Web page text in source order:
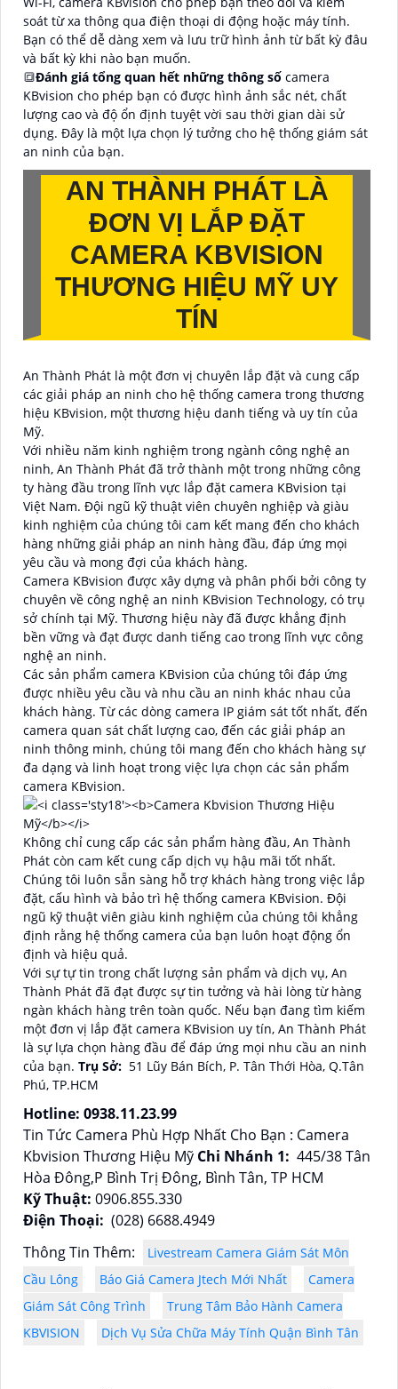
soát từ xa thông qua điện thoại di động hoặc máy tính.
Bạn có thể dễ dàng xem và lưu trữ hình ảnh từ bất kỳ đâu
và bất kỳ khi nào bạn muốn.
🔳Đánh giá tổng quan hết những thông số camera
KBvision cho phép bạn có được hình ảnh sắc nét, chất
lượng cao và độ ổn định tuyệt vời sau thời gian dài sử
dụng. Đây là một lựa chọn lý tưởng cho hệ thống giám sát
an ninh của bạn.
AN THÀNH PHÁT LÀ
ĐƠN VỊ LẮP ĐẶT
CAMERA KBVISION
THƯƠNG HIỆU MỸ UY
TÍN
An Thành Phát là một đơn vị chuyên lắp đặt và cung cấp
các giải pháp an ninh cho hệ thống camera trong thương
hiệu KBvision, một thương hiệu danh tiếng và uy tín của
Mỹ.
Với nhiều năm kinh nghiệm trong ngành công nghệ an
ninh, An Thành Phát đã trở thành một trong những công
ty hàng đầu trong lĩnh vực lắp đặt camera KBvision tại
Việt Nam. Đội ngũ kỹ thuật viên chuyên nghiệp và giàu
kinh nghiệm của chúng tôi cam kết mang đến cho khách
hàng những giải pháp an ninh hàng đầu, đáp ứng mọi
yêu cầu và mong đợi của khách hàng.
Camera KBvision được xây dựng và phân phối bởi công ty
chuyên về công nghệ an ninh KBvision Technology, có trụ
sở chính tại Mỹ. Thương hiệu này đã được khẳng định
bền vững và đạt được danh tiếng cao trong lĩnh vực công
nghệ an ninh.
Các sản phẩm camera KBvision của chúng tôi đáp ứng
được nhiều yêu cầu và nhu cầu an ninh khác nhau của
khách hàng. Từ các dòng camera IP giám sát tốt nhất, đến
camera quan sát chất lượng cao, đến các giải pháp an
ninh thông minh, chúng tôi mang đến cho khách hàng sự
đa dạng và linh hoạt trong việc lựa chọn các sản phẩm
camera KBvision.
Không chỉ cung cấp các sản phẩm hàng đầu, An Thành
Phát còn cam kết cung cấp dịch vụ hậu mãi tốt nhất.
Chúng tôi luôn sẵn sàng hỗ trợ khách hàng trong việc lắp
đặt, cấu hình và bảo trì hệ thống camera KBvision. Đội
ngũ kỹ thuật viên giàu kinh nghiệm của chúng tôi khẳng
định rằng hệ thống camera của bạn luôn hoạt động ổn
định và hiệu quả.
Với sự tự tin trong chất lượng sản phẩm và dịch vụ, An
Thành Phát đã đạt được sự tin tưởng và hài lòng từ hàng
ngàn khách hàng trên toàn quốc. Nếu bạn đang tìm kiếm
một đơn vị lắp đặt camera KBvision uy tín, An Thành Phát
là sự lựa chọn hàng đầu để đáp ứng mọi nhu cầu an ninh
của bạn. Trụ Sở: 51 Lũy Bán Bích, P. Tân Thới Hòa, Q.Tân
Phú, TP.HCM
Hotline: 0938.11.23.99
Tin Tức Camera Phù Hợp Nhất Cho Bạn : Camera
Kbvision Thương Hiệu Mỹ Chi Nhánh 1: 445/38 Tân
Hòa Đông,P Bình Trị Đông, Bình Tân, TP HCM
Kỹ Thuật: 0906.855.330
Điện Thoại: (028) 6688.4949
Thông Tin Thêm:
Livestream Camera Giám Sát Môn
Cầu Lông
Báo Giá Camera Jtech Mới Nhất
Camera
Giám Sát Công Trình
Trung Tâm Bảo Hành Camera
KBVISION
Dịch Vụ Sửa Chữa Máy Tính Quận Bình Tân